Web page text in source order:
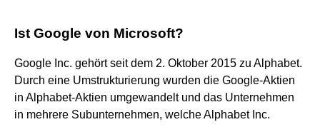
Ist Google von Microsoft?
Google Inc. gehört seit dem 2. Oktober 2015 zu Alphabet.
Durch eine Umstrukturierung wurden die Google-Aktien
in Alphabet-Aktien umgewandelt und das Unternehmen
in mehrere Subunternehmen, welche Alphabet Inc.